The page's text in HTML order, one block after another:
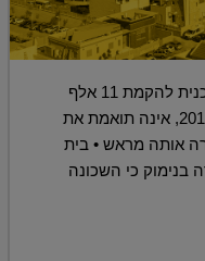
אזרח חרדי הגיש עתירה בטענה כי תוכנית להקמת 11 אלף
יחידות דיור, שאושרה בוותמ"ל בסוף 2018, אינה תואמת את
אותה מראש • בית
כי השכונה